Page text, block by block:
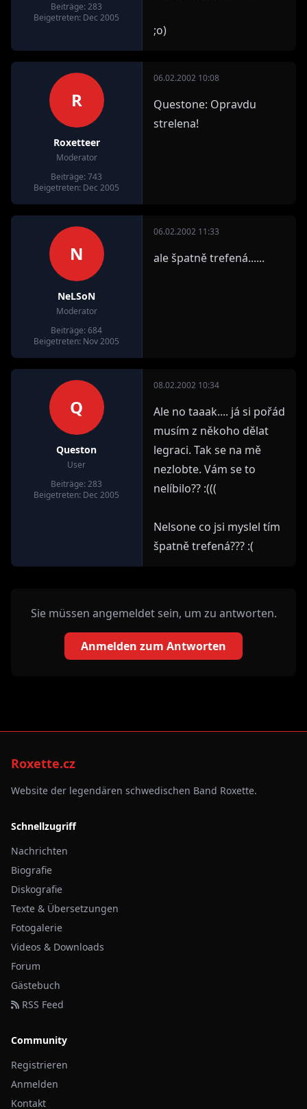
Beiträge: 283
Beigetreten: Dec 2005
;o)
R
Roxetteer
Moderator
Beiträge: 743
Beigetreten: Dec 2005
06.02.2002 10:08
Questone: Opravdu
strelena!
N
NeLSoN
Moderator
Beiträge: 684
Beigetreten: Nov 2005
06.02.2002 11:33
ale špatně trefená......
Q
Queston
User
Beiträge: 283
Beigetreten: Dec 2005
08.02.2002 10:34
Ale no taaak.... já si pořád
musím z někoho dělat
legraci. Tak se na mě
nezlobte. Vám se to
nelíbilo?? :(((
Nelsone co jsi myslel tím
špatně trefená??? :(
Sie müssen angemeldet sein, um zu antworten.
Anmelden zum Antworten
Roxette.cz
Website der legendären schwedischen Band Roxette.
Schnellzugriff
Nachrichten
Biografie
Diskografie
Texte & Übersetzungen
Fotogalerie
Videos & Downloads
Forum
Gästebuch
RSS Feed
Community
Registrieren
Anmelden
Kontakt